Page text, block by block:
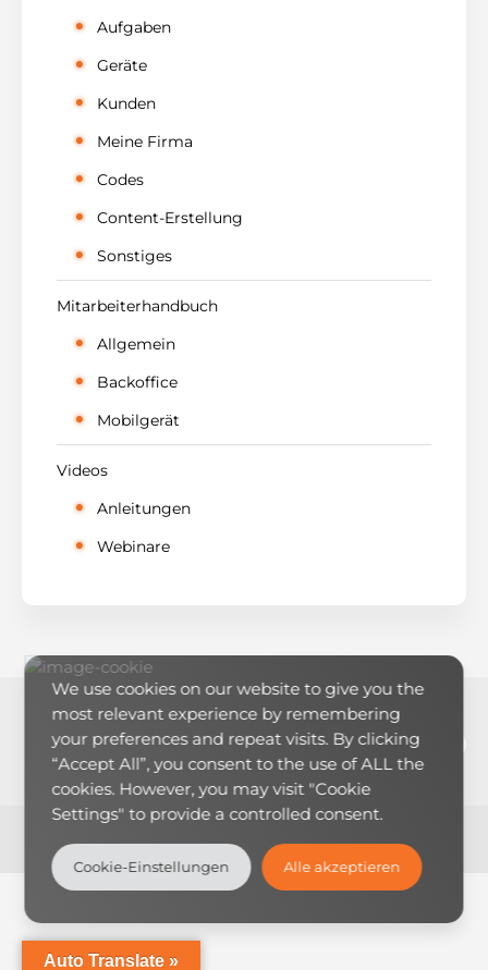
Aufgaben
Geräte
Kunden
Meine Firma
Codes
Content-Erstellung
Sonstiges
Mitarbeiterhandbuch
Allgemein
Backoffice
Mobilgerät
Videos
Anleitungen
Webinare
LinkedIn
RSS-Feed
Theme:LearnMore by Humble Themes.
We use cookies on our website to give you the
most relevant experience by remembering
your preferences and repeat visits. By clicking
“Accept All”, you consent to the use of ALL the
cookies. However, you may visit "Cookie
Settings" to provide a controlled consent.
Cookie-Einstellungen Alle akzeptieren
Auto Translate »